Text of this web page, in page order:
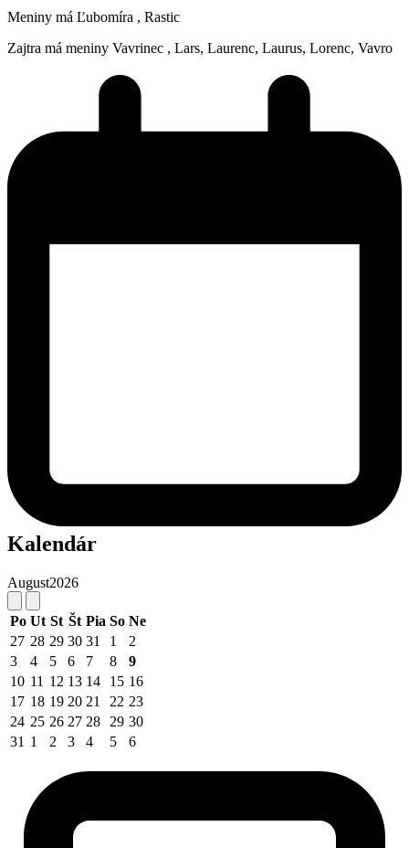
Meniny má Ľubomíra , Rastic
Zajtra má meniny Vavrinec , Lars, Laurenc, Laurus, Lorenc, Vavro
Kalendár
August2026
Po Ut St Št Pia So Ne
27 28 29 30 31 1
2
3
4 5 6 7 8
9
10 11 12 13 14 15 16
17 18 19 20 21 22 23
24 25 26 27 28 29 30
31 1 2 3 4 5 6